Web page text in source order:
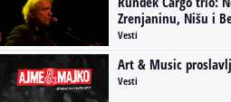
Zrenjaninu, Nišu i
Vesti
Art & Music
Vesti